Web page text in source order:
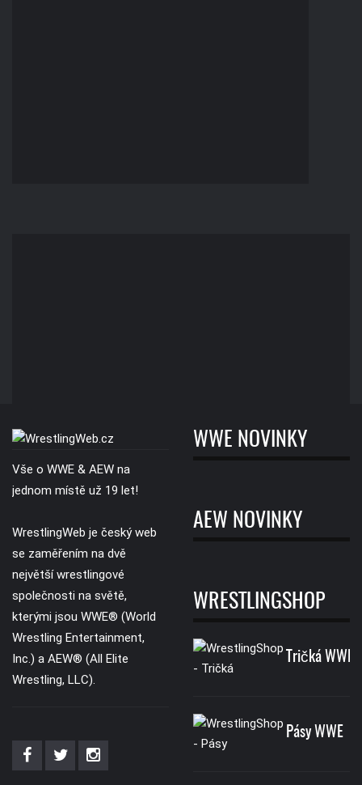
Vše o WWE & AEW na
jednom místě už 19 let!
WrestlingWeb je český web
se zaměřením na dvě
největší wrestlingové
společnosti na světě,
kterými jsou WWE® (World
Wrestling Entertainment,
Inc.) a AEW® (All Elite
Wrestling, LLC).
WWE NOVINKY
AEW NOVINKY
WRESTLINGSHOP
Tričká WWE
Pásy WWE